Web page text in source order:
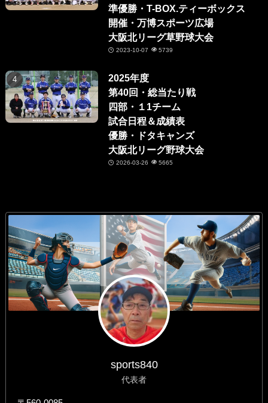
準優勝・T-BOX.ティーボックス
開催・万博スポーツ広場
大阪北リーグ草野球大会
2023-10-07 5739
2025年度
第40回・総当たり戦
四部・１1チーム
試合日程＆成績表
優勝・ドタキャンズ
大阪北リーグ野球大会
2026-03-26 5665
sports840
代表者